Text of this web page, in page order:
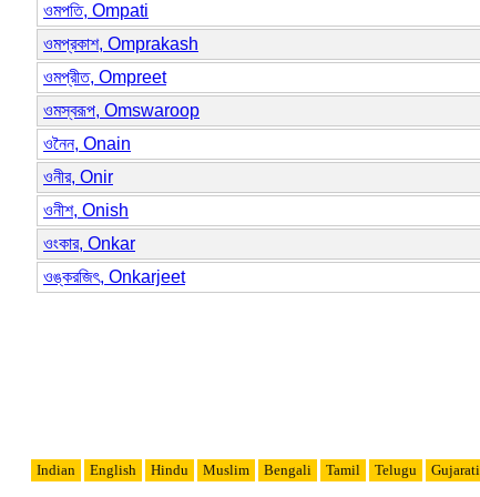
ওমপতি, Ompati
ওমপ্রকাশ, Omprakash
ওমপ্রীত, Ompreet
ওমস্বরূপ, Omswaroop
ওনৈন, Onain
ওনীর, Onir
ওনীশ, Onish
ওংকার, Onkar
ওঙ্করজিৎ, Onkarjeet
Indian English Hindu Muslim Bengali Tamil Telugu Gujarati